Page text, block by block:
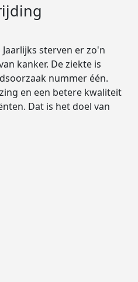
sterven er zo'n
kanker. De ziekte is
nummer één.
en een betere kwaliteit
Dat is het doel van